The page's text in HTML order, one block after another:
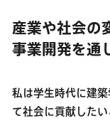
産業や社会の
事業開発を通
私は学生時代に建
て社会に貢献した